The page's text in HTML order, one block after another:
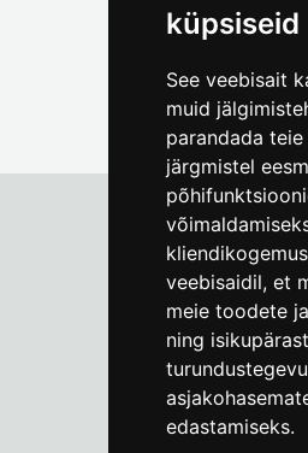
küpsiseid
See veebisait
muid
parandada
järgmistel
veebisaidil, et
meie toodete
ning
edastamiseks.
Tallinna
Vene 17
E-R kell 9-17